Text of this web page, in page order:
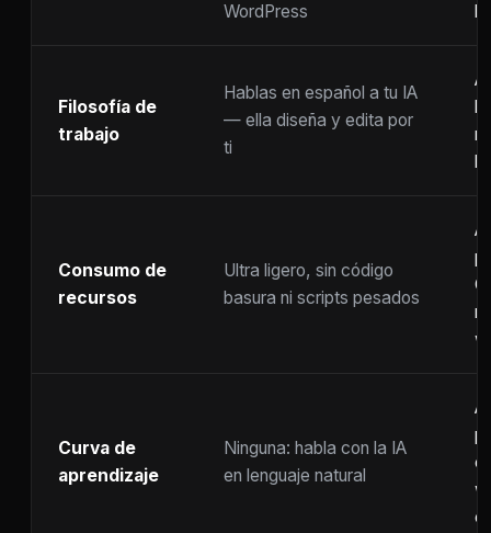
WordPress
Filosofía de
trabajo
Hablas en español a tu IA
— ella diseña y edita por
ti
Consumo de
recursos
Ultra ligero, sin código
basura ni scripts pesados
Curva de
aprendizaje
Ninguna: habla con la IA
en lenguaje natural